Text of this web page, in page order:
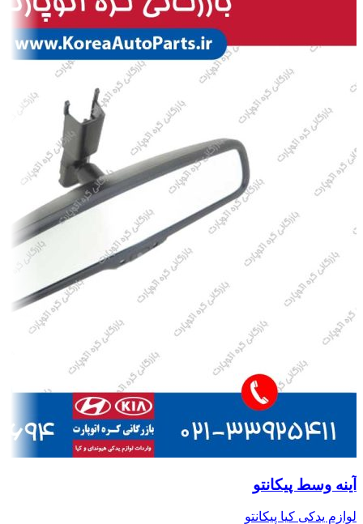
آینه وسط پیکانتو
لوازم یدکی کیا پیکانتو